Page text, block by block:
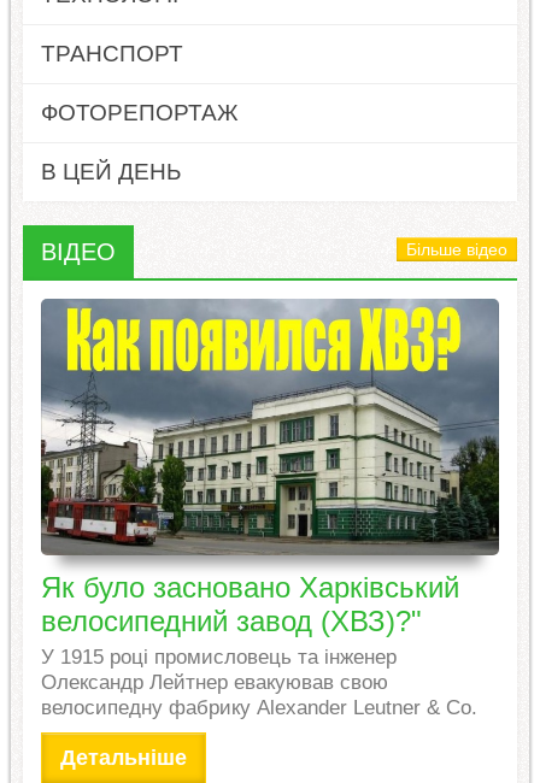
ТРАНСПОРТ
ФОТОРЕПОРТАЖ
В ЦЕЙ ДЕНЬ
ВІДЕО Більше відео
Як було засновано Харківський
велосипедний завод (ХВЗ)?"
У 1915 році промисловець та інженер
Олександр Лейтнер евакуював свою
велосипедну фабрику Alexander Leutner & Co.
Детальніше